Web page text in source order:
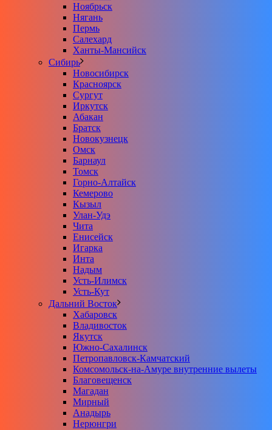
Ноябрьск
Нягань
Пермь
Салехард
Ханты-Мансийск
Сибирь
Новосибирск
Красноярск
Сургут
Иркутск
Абакан
Братск
Новокузнецк
Омск
Барнаул
Томск
Горно-Алтайск
Кемерово
Кызыл
Улан-Удэ
Чита
Енисейск
Игарка
Инта
Надым
Усть-Илимск
Усть-Кут
Дальний Восток
Хабаровск
Владивосток
Якутск
Южно-Сахалинск
Петропавловск-Камчатский
Комсомольск-на-Амуре внутренние вылеты
Благовещенск
Магадан
Мирный
Анадырь
Нерюнгри